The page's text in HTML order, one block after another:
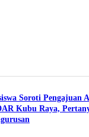
Soroti Pengajuan
Kubu Raya,